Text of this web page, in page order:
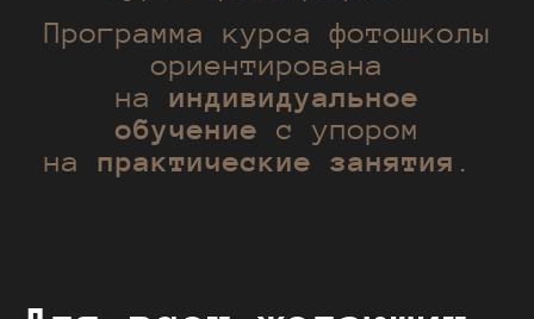
Программа курса фотошколы
ориентирована
на индивидуальное
обучение с упором
на практические занятия .